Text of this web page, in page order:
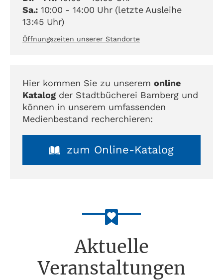
Sa.: 10:00 - 14:00 Uhr (letzte Ausleihe
13:45 Uhr)
Öffnungszeiten unserer Standorte
Hier kommen Sie zu unserem online
Katalog der Stadtbücherei Bamberg und
können in unserem umfassenden
Medienbestand recherchieren:
zum Online-Katalog
Aktuelle
Veranstaltungen